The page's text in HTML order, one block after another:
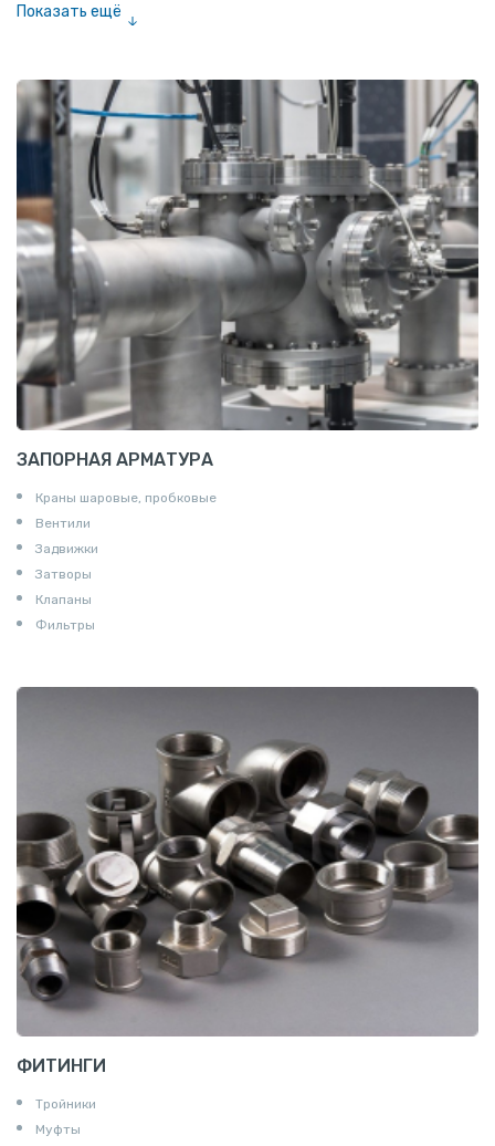
Показать ещё
Шина электротехническая
Алюминиевая плита
Z профиль алюминиевый
Т профиль алюминиевый
Пруток квадратный алюминиевый
Полоса алюминиевая
Пруток шестигранный алюминиевый
ЗАПОРНАЯ АРМАТУРА
Краны шаровые, пробковые
Вентили
Задвижки
Затворы
Клапаны
Фильтры
ФИТИНГИ
Тройники
Муфты